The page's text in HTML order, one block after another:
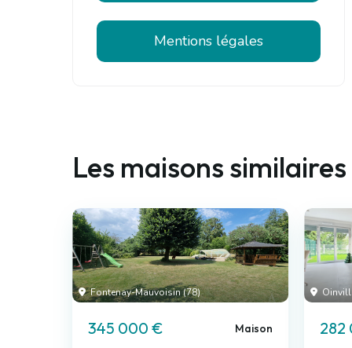
Mentions légales
Les maisons similaires
Fontenay-Mauvoisin (78)
345 000 € Maison